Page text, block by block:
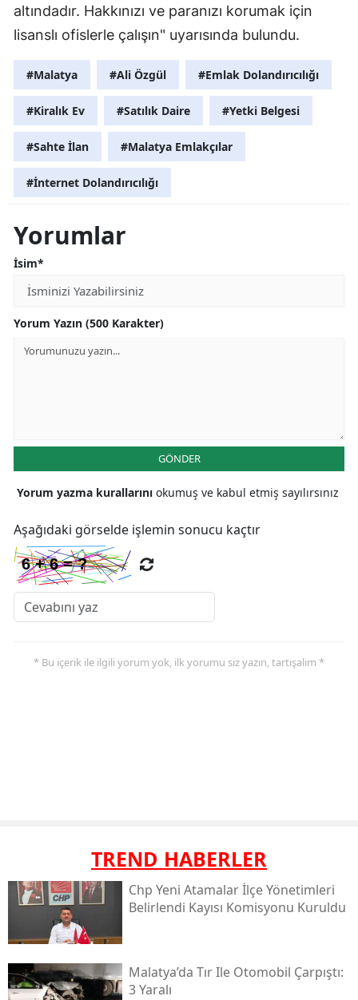
altındadır. Hakkınızı ve paranızı korumak için
lisanslı ofislerle çalışın" uyarısında bulundu.
#Malatya #Ali Özgül #Emlak Dolandırıcılığı
#Kiralık Ev #Satılık Daire #Yetki Belgesi
#Sahte İlan #Malatya Emlakçılar
#İnternet Dolandırıcılığı
Yorumlar
İsim*
Yorum Yazın (500 Karakter)
GÖNDER
Yorum yazma kurallarını okumuş ve kabul etmiş sayılırsınız
Aşağıdaki görselde işlemin sonucu kaçtır
* Bu içerik ile ilgili yorum yok, ilk yorumu siz yazın, tartışalım *
TREND HABERLER
Chp Yeni Atamalar İlçe Yönetimleri
Belirlendi Kayısı Komisyonu Kuruldu
Malatya’da Tır Ile Otomobil Çarpıştı:
3 Yaralı